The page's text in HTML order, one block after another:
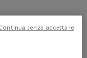
2023senza accettare